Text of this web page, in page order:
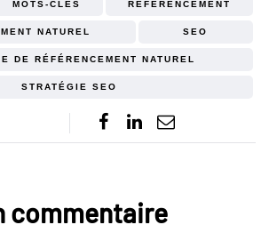
MOTS-CLÉS RÉFÉRENCEMENT
NATUREL SEO
DE RÉFÉRENCEMENT NATUREL
STRATÉGIE SEO
commentaire